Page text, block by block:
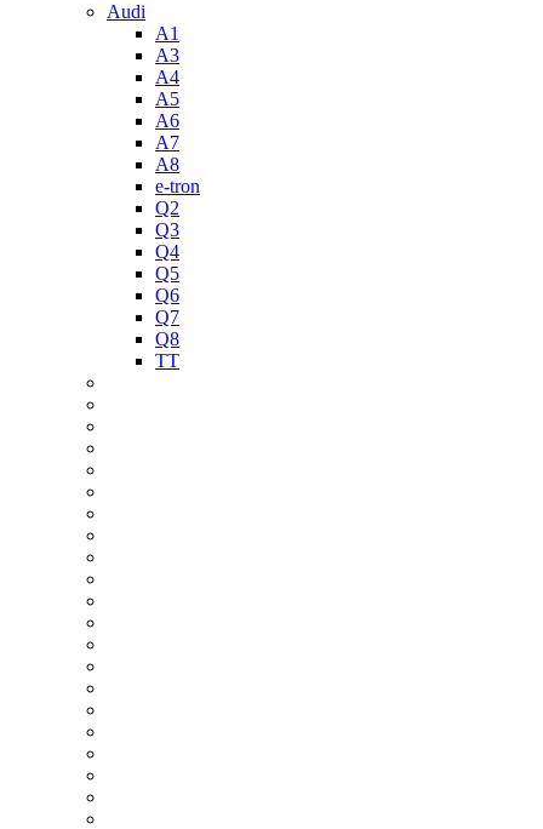
Audi
A1
A3
A4
A5
A6
A7
A8
e-tron
Q2
Q3
Q4
Q5
Q6
Q7
Q8
TT